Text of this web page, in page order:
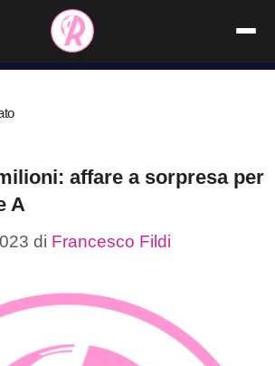
affare a sorpresa per
A
di Francesco Fildi